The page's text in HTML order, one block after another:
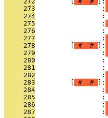
     273
                 :
     274
     275
                 :
     276
:
     277
                 :
     278
# # ]:
     279
                 :
     280
     281
:
     282
                 :
     283
# # ]:
     284
                 :
     285
     286
                 :
     287
                 :